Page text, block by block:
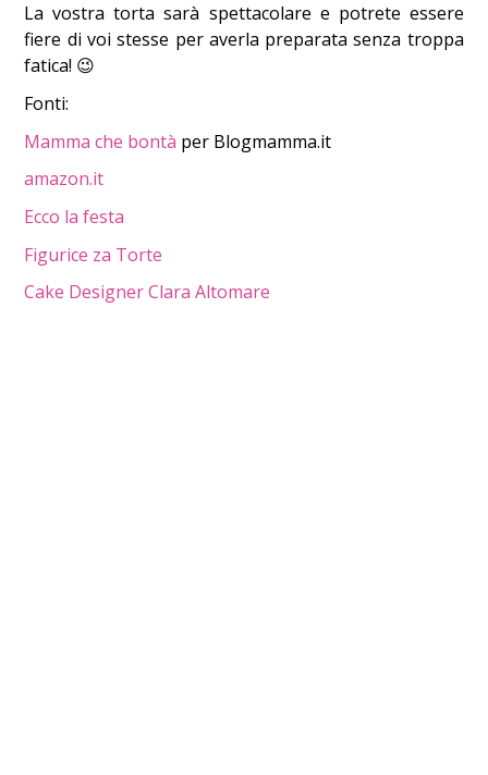
La vostra torta sarà spettacolare e potrete essere
fiere di voi stesse per averla preparata senza troppa
fatica! 😉
Fonti:
Mamma che bontà per Blogmamma.it
amazon.it
Ecco la festa
Figurice za Torte
Cake Designer Clara Altomare